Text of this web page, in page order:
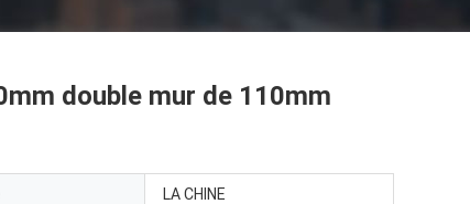
double mur de 110mm
LA CHINE